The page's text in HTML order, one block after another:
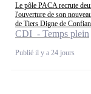
Le pôle PACA recrute
l'ouverture de son
de Tiers Digne de
CDI - Temps plein
Publié il y a 24 jours